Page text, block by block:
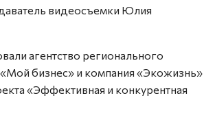
видеосъемки Юлия
агентство регионального
«Мой бизнес» и компания «Экожизнь»
«Эффективная и конкурентная